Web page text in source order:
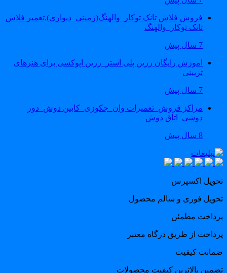
فروش فلاش تانک توکار_والهنگ(زمینی_دیواری),تعمیر فلاش
تانک توکار_والهنگ
اموزش رایگان رزین پلی استر_رزین اپوکسی برای هنرهای
تزیینی
مراکز فروش_تعمیرات وان_جکوزی_کابین دوش_دور
دوشی_اتاق دوش
اکسپرس
فوری و سالم محصول
مطمئن
از طریق درگاه معتبر
کیفیت
بالاترین کیفیت محصولات